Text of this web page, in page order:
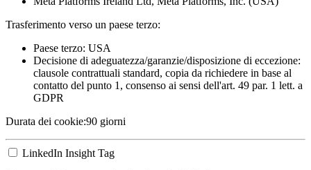
Trasferimento verso un paese terzo:
Paese terzo: USA
Decisione di adeguatezza/garanzie/disposizione di eccezione:
clausole contrattuali standard, copia da richiedere in base al
contatto del punto 1, consenso ai sensi dell'art. 49 par. 1 lett. a
GDPR
Durata dei cookie:90 giorni
LinkedIn Insight Tag